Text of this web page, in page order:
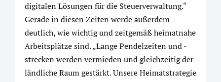
digitalen Lösungen für die Steuerverwaltung.“
Gerade in diesen Zeiten werde außerdem
deutlich, wie wichtig und zeitgemäß heimatnahe
Arbeitsplätze sind. „Lange Pendelzeiten und -
strecken werden vermieden und gleichzeitig der
ländliche Raum gestärkt. Unsere Heimatstrategie